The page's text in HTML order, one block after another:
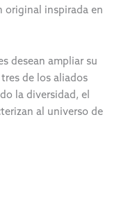
original inspirada en
desean ampliar su
de los aliados
la diversidad, el
al universo de